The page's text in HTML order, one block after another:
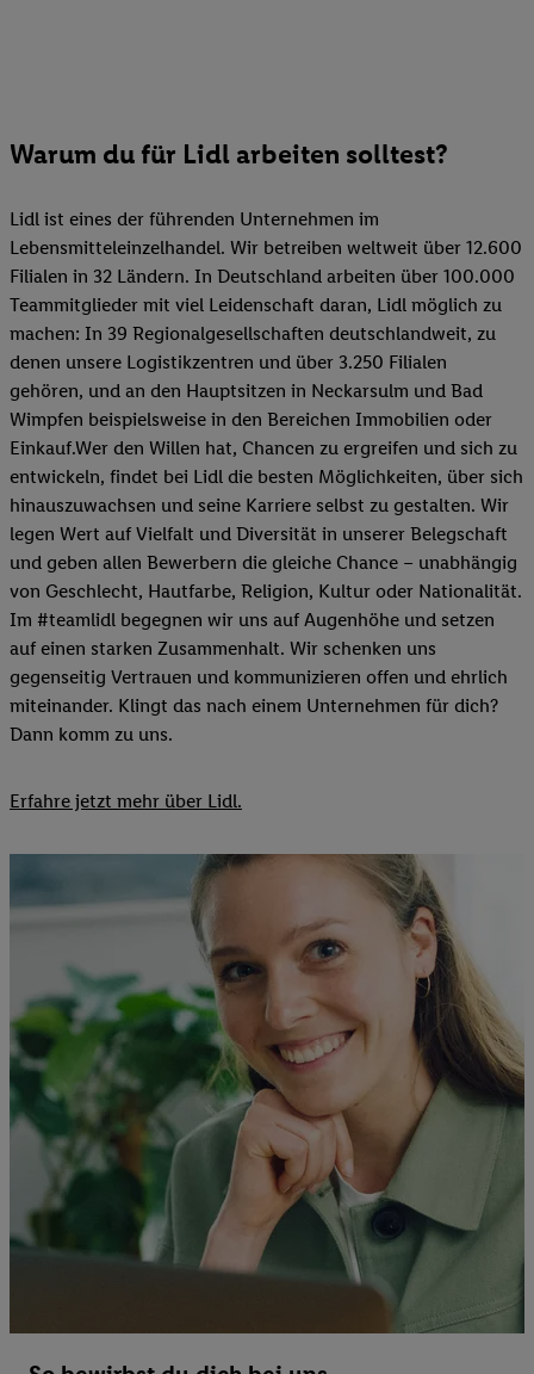
Warum du für Lidl arbeiten solltest?
Lidl ist eines der führenden Unternehmen im
Lebensmitteleinzelhandel. Wir betreiben weltweit über 12.600
Filialen in 32 Ländern. In Deutschland arbeiten über 100.000
Teammitglieder mit viel Leidenschaft daran, Lidl möglich zu
machen: In 39 Regionalgesellschaften deutschlandweit, zu
denen unsere Logistikzentren und über 3.250 Filialen
gehören, und an den Hauptsitzen in Neckarsulm und Bad
Wimpfen beispielsweise in den Bereichen Immobilien oder
Einkauf.Wer den Willen hat, Chancen zu ergreifen und sich zu
entwickeln, findet bei Lidl die besten Möglichkeiten, über sich
hinauszuwachsen und seine Karriere selbst zu gestalten. Wir
legen Wert auf Vielfalt und Diversität in unserer Belegschaft
und geben allen Bewerbern die gleiche Chance – unabhängig
von Geschlecht, Hautfarbe, Religion, Kultur oder Nationalität.
Im #teamlidl begegnen wir uns auf Augenhöhe und setzen
auf einen starken Zusammenhalt. Wir schenken uns
gegenseitig Vertrauen und kommunizieren offen und ehrlich
miteinander. Klingt das nach einem Unternehmen für dich?
Dann komm zu uns.​
Erfahre jetzt mehr über Lidl.